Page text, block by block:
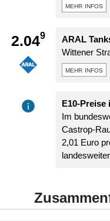
mehr infos
2.049
ARAL
Wittener
mehr infos
E10-
Im
Castrop-
2,01 Euro